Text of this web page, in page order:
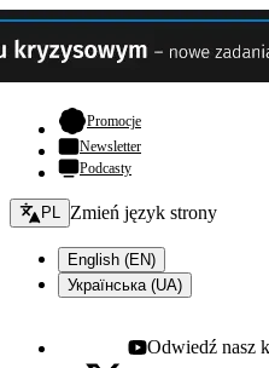
Promocje- otwiera się w nowej
Newsletter
Podcasty
Zmień język - bieżący:
PL Zmień język strony
English (EN)
Українська (UA)
Youtube - otwiera się w
Odwiedź nasz